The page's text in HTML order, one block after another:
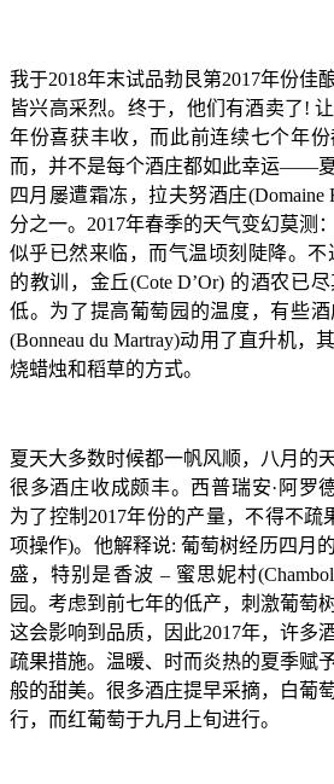
我于2018年末试品勃艮第2017年份佳
皆兴高采烈。终于，他们有酒卖了!
年份喜获丰收，而此前连续七个年
而，并不是每个酒庄都如此幸运——
四月屡遭霜冻，拉夫努酒庄(Domaine
分之一。2017年春季的天气变幻莫测
似乎已然来临，而气温顷刻陡降。不
的教训，金丘(Cote D’Or) 的酒农已
低。为了提高葡萄园的温度，有些
(Bonneau du Martray)动用了直升机，
烧蜡烛和稻草的方式。
夏天大多数时候都一帆风顺，八月的
很多酒庄收成颇丰。西普瑞安·阿罗
为了控制2017年份的产量，不得不疏
项操作)。他解释说: 葡萄树经历四月
盛，特别是香波 – 蜜思妮村
园。考虑到前七年的低产，刺激葡萄
这会影响到品质，因此2017年，许多
疏果措施。温暖、时而炎热的夏季赋
般的甜美。很多酒庄提早采摘，白葡
行，而红葡萄于九月上旬进行。